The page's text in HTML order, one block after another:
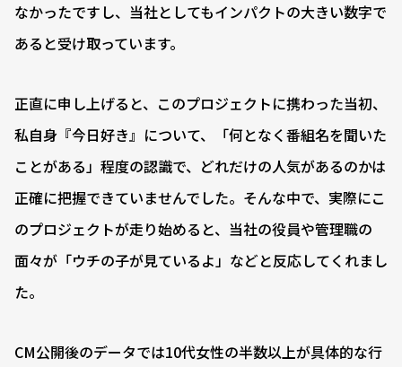
なかったですし、当社としてもインパクトの大きい数字で
あると受け取っています。
正直に申し上げると、このプロジェクトに携わった当初、
私自身『今日好き』について、「何となく番組名を聞いた
ことがある」程度の認識で、どれだけの人気があるのかは
正確に把握できていませんでした。そんな中で、実際にこ
のプロジェクトが走り始めると、当社の役員や管理職の
面々が「ウチの子が見ているよ」などと反応してくれまし
た。
CM公開後のデータでは10代女性の半数以上が具体的な行